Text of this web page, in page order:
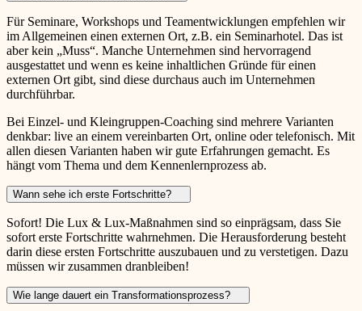
Für Seminare, Workshops und Teamentwicklungen empfehlen wir
im Allgemeinen einen externen Ort, z.B. ein Seminarhotel. Das ist
aber kein „Muss“. Manche Unternehmen sind hervorragend
ausgestattet und wenn es keine inhaltlichen Gründe für einen
externen Ort gibt, sind diese durchaus auch im Unternehmen
durchführbar.
Bei Einzel- und Kleingruppen-Coaching sind mehrere Varianten
denkbar: live an einem vereinbarten Ort, online oder telefonisch. Mit
allen diesen Varianten haben wir gute Erfahrungen gemacht. Es
hängt vom Thema und dem Kennenlernprozess ab.
Wann sehe ich erste Fortschritte?
Sofort! Die Lux & Lux-Maßnahmen sind so einprägsam, dass Sie
sofort erste Fortschritte wahrnehmen. Die Herausforderung besteht
darin diese ersten Fortschritte auszubauen und zu verstetigen. Dazu
müssen wir zusammen dranbleiben!
Wie lange dauert ein Transformationsprozess?